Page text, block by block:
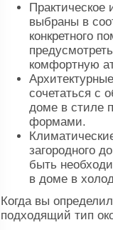
выбраны в
конкретного
комфортную
сочетаться с
доме в стиле
формами.
загородного
быть
в доме в
Когда вы
подходящий тип